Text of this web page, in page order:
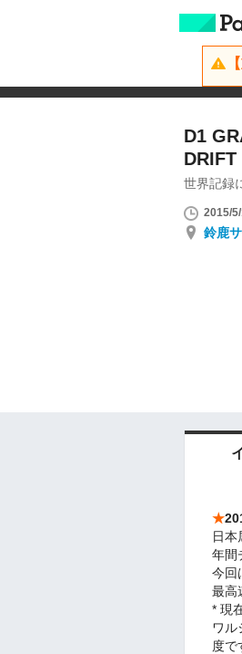
D1
DRIFT
世界記録
2015/
鈴鹿
★
日本
年間
今回
最高
* 現
ワル
度で